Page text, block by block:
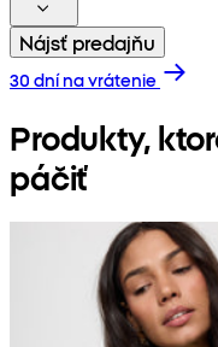
Nájsť predajňu
30 dní na vrátenie
Produkty,
páčiť